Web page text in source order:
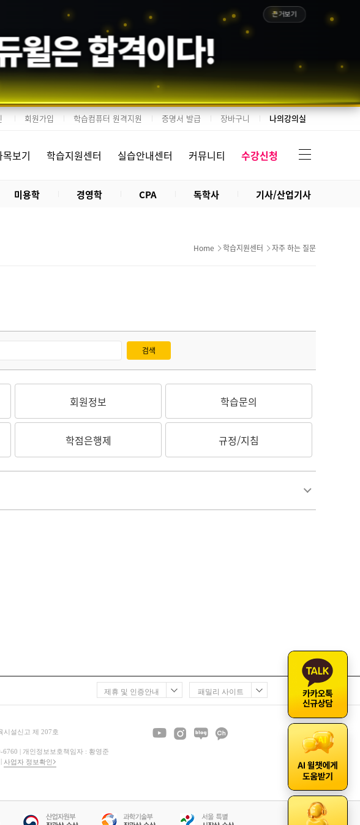
윌은 합격이다!
근거보기
회원가입 학습컴퓨터 원격지원 증명서 발급 장바구니 나의강의실
보기 학습지원센터 실습안내센터 커뮤니티 수강신청
미용학 경영학 CPA 독학사 기사/산업기사
Home 학습지원센터 자주 하는 질문
검색
회원정보 학습문의
학점은행제 규정/지침
시설신고 제 207호
| 개인정보보호책임자 : 황영준
사업자 정보확인
패밀리 사이트
제휴 및 인증안내